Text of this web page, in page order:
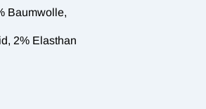
Baumwolle,
2% Elasthan